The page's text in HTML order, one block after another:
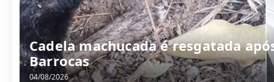
Cadela machucada é resgatada
Barrocas
04/08/2026